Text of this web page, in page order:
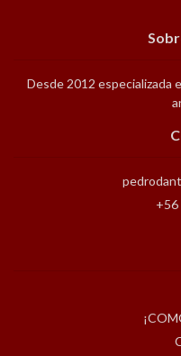
Desde 2012 especializada
+56